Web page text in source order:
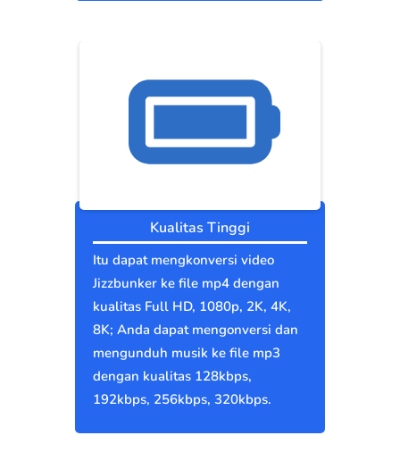
Kualitas Tinggi
Itu dapat mengkonversi video
Jizzbunker ke file mp4 dengan
kualitas Full HD, 1080p, 2K, 4K,
8K; Anda dapat mengonversi dan
mengunduh musik ke file mp3
dengan kualitas 128kbps,
192kbps, 256kbps, 320kbps.